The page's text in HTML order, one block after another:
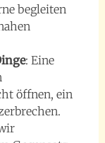
begleiten
: Eine
öffnen, ein